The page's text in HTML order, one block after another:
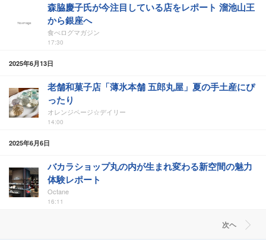
森脇慶子氏が今注目している店をレポート 溜池山王
から銀座へ
食べログマガジン
17:30
2025年6月13日
老舗和菓子店「薄氷本舗 五郎丸屋」夏の手土産にぴ
ったり
オレンジページ☆デイリー
14:00
2025年6月6日
バカラショップ丸の内が生まれ変わる新空間の魅力
体験レポート
Octane
16:11
次ヘ